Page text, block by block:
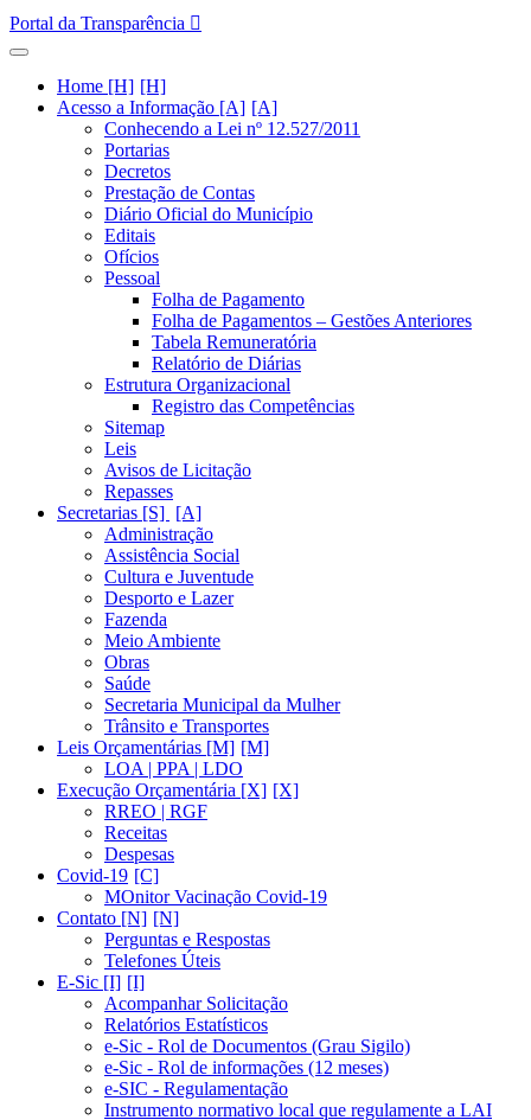
Portal da Transparência
Home [H]
Acesso a Informação [A]
Conhecendo a Lei nº 12.527/2011
Portarias
Decretos
Prestação de Contas
Diário Oficial do Município
Editais
Ofícios
Pessoal
Folha de Pagamento
Folha de Pagamentos – Gestões Anteriores
Tabela Remuneratória
Relatório de Diárias
Estrutura Organizacional
Registro das Competências
Sitemap
Leis
Avisos de Licitação
Repasses
Secretarias [S]
Administração
Assistência Social
Cultura e Juventude
Desporto e Lazer
Fazenda
Meio Ambiente
Obras
Saúde
Secretaria Municipal da Mulher
Trânsito e Transportes
Leis Orçamentárias [M]
LOA | PPA | LDO
Execução Orçamentária [X]
RREO | RGF
Receitas
Despesas
Covid-19
MOnitor Vacinação Covid-19
Contato [N]
Perguntas e Respostas
Telefones Úteis
E-Sic [I]
Acompanhar Solicitação
Relatórios Estatísticos
e-Sic - Rol de Documentos (Grau Sigilo)
e-Sic - Rol de informações (12 meses)
e-SIC - Regulamentação
Instrumento normativo local que regulamente a LAI